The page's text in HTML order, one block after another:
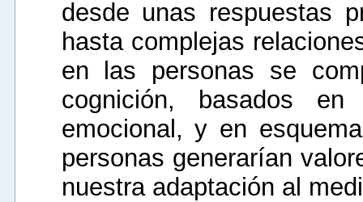
desde unas respuestas
hasta complejas
en las personas se
cognición, basados en
emocional, y en
personas generarían
nuestra adaptación al